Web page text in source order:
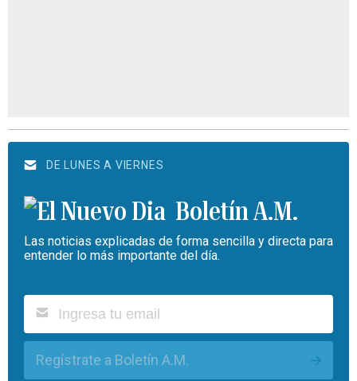
DE LUNES A VIERNES
Boletín A.M.
Las noticias explicadas de forma sencilla y directa para
entender lo más importante del día.
Regístrate a Boletín A.M.